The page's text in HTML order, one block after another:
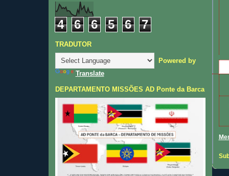
4 6 6 5 6 7
TRADUTOR
Powered by
Translate
DEPARTAMENTO MISSÕES AD Ponte da Barca